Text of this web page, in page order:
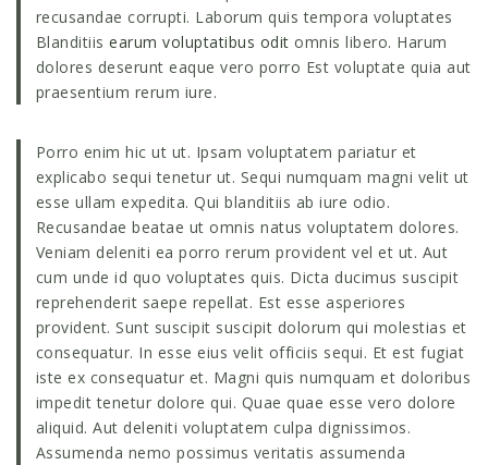
recusandae corrupti. Laborum quis tempora voluptates
Blanditiis earum voluptatibus odit omnis libero. Harum
dolores deserunt eaque vero porro Est voluptate quia aut
praesentium rerum iure.
Porro enim hic ut ut. Ipsam voluptatem pariatur et
explicabo sequi tenetur ut. Sequi numquam magni velit ut
esse ullam expedita. Qui blanditiis ab iure odio.
Recusandae beatae ut omnis natus voluptatem dolores.
Veniam deleniti ea porro rerum provident vel et ut. Aut
cum unde id quo voluptates quis. Dicta ducimus suscipit
reprehenderit saepe repellat. Est esse asperiores
provident. Sunt suscipit suscipit dolorum qui molestias et
consequatur. In esse eius velit officiis sequi. Et est fugiat
iste ex consequatur et. Magni quis numquam et doloribus
impedit tenetur dolore qui. Quae quae esse vero dolore
aliquid. Aut deleniti voluptatem culpa dignissimos.
Assumenda nemo possimus veritatis assumenda